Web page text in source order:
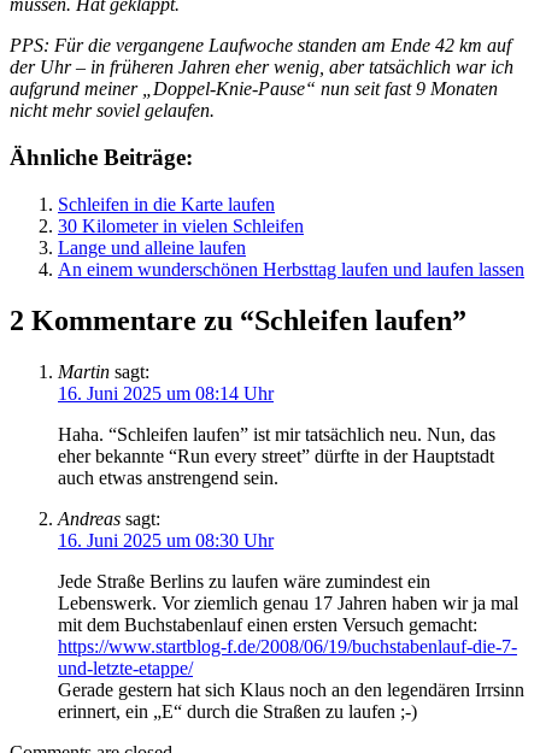
müssen. Hat geklappt.
PPS: Für die vergangene Laufwoche standen am Ende 42 km auf
der Uhr – in früheren Jahren eher wenig, aber tatsächlich war ich
aufgrund meiner „Doppel-Knie-Pause“ nun seit fast 9 Monaten
nicht mehr soviel gelaufen.
Ähnliche Beiträge:
Schleifen in die Karte laufen
30 Kilometer in vielen Schleifen
Lange und alleine laufen
An einem wunderschönen Herbsttag laufen und laufen lassen
2 Kommentare zu “Schleifen laufen”
Martin sagt:
16. Juni 2025 um 08:14 Uhr
Haha. “Schleifen laufen” ist mir tatsächlich neu. Nun, das
eher bekannte “Run every street” dürfte in der Hauptstadt
auch etwas anstrengend sein.
Andreas sagt:
16. Juni 2025 um 08:30 Uhr
Jede Straße Berlins zu laufen wäre zumindest ein
Lebenswerk. Vor ziemlich genau 17 Jahren haben wir ja mal
mit dem Buchstabenlauf einen ersten Versuch gemacht:
https://www.startblog-f.de/2008/06/19/buchstabenlauf-die-7-
und-letzte-etappe/
Gerade gestern hat sich Klaus noch an den legendären Irrsinn
erinnert, ein „E“ durch die Straßen zu laufen ;-)